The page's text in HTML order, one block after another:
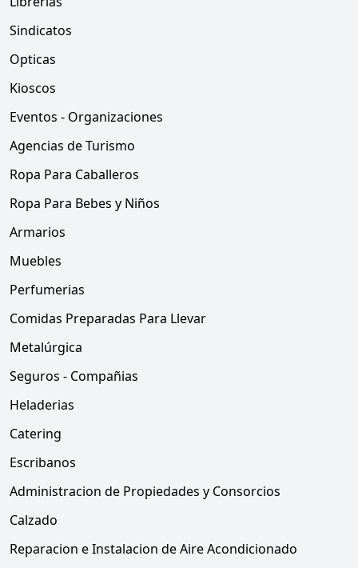
Sindicatos
Opticas
Kioscos
Eventos - Organizaciones
Agencias de Turismo
Ropa Para Caballeros
Ropa Para Bebes y Niños
Armarios
Muebles
Perfumerias
Comidas Preparadas Para Llevar
Metalúrgica
Seguros - Compañias
Heladerias
Catering
Escribanos
Administracion de Propiedades y Consorcios
Calzado
Reparacion e Instalacion de Aire Acondicionado